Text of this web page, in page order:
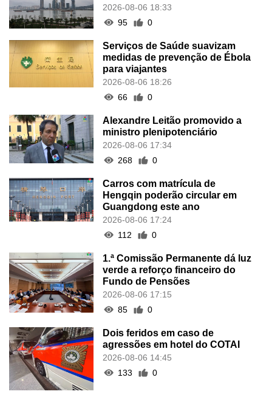
2026-08-06 18:33
95
0
Serviços de Saúde suavizam
medidas de prevenção de Ébola
para viajantes
2026-08-06 18:26
66
0
Alexandre Leitão promovido a
ministro plenipotenciário
2026-08-06 17:34
268
0
Carros com matrícula de
Hengqin poderão circular em
Guangdong este ano
2026-08-06 17:24
112
0
1.ª Comissão Permanente dá luz
verde a reforço financeiro do
Fundo de Pensões
2026-08-06 17:15
85
0
Dois feridos em caso de
agressões em hotel do COTAI
2026-08-06 14:45
133
0